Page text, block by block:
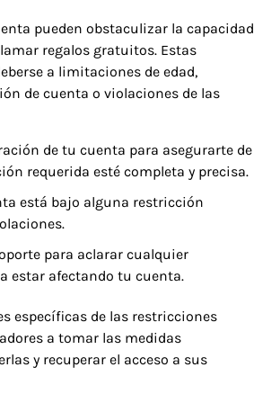
pueden obstaculizar la capacidad
regalos gratuitos. Estas
a limitaciones de edad,
de cuenta o violaciones de las
de tu cuenta para asegurarte de
requerida esté completa y precisa.
está bajo alguna restricción
para aclarar cualquier
estar afectando tu cuenta.
específicas de las restricciones
a tomar las medidas
y recuperar el acceso a sus